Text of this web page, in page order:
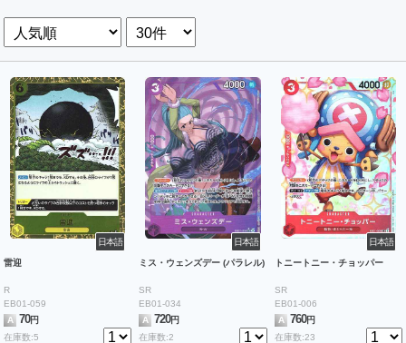
日本語
雷迎
R
EB01-059
A
70円
在庫数:5
日本語
ミス・ウェンズデー (パラレル)
SR
EB01-034
A
720円
在庫数:2
日本語
トニートニー・チョッパー
SR
EB01-006
A 760円
在庫数:23